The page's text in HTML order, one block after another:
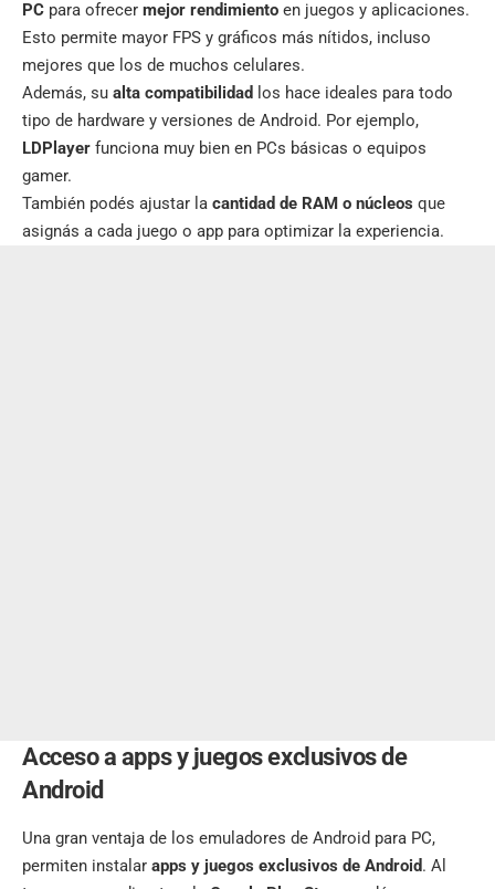
PC para ofrecer mejor rendimiento en juegos y aplicaciones.
Esto permite mayor FPS y gráficos más nítidos, incluso
mejores que los de muchos celulares.
Además, su alta compatibilidad los hace ideales para todo
tipo de hardware y versiones de Android. Por ejemplo,
LDPlayer funciona muy bien en PCs básicas o equipos
gamer.
También podés ajustar la cantidad de RAM o núcleos que
asignás a cada juego o app para optimizar la experiencia.
Acceso a apps y juegos exclusivos de
Android
Una gran ventaja de los emuladores de Android para PC,
permiten instalar apps y juegos exclusivos de Android. Al